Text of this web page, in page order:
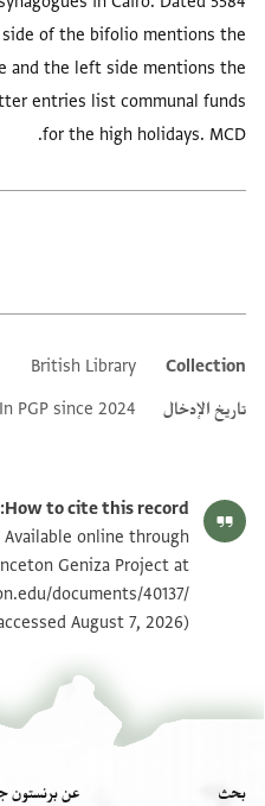
side of the bifolio mentions the
and the left side mentions the
entries list communal funds
for the high holidays. MCD.
Additional metadata
Collection
British Library
تاريخ الإدخال
In PGP since 2024
How to cite this record:
Available online through
Geniza Project at
documents/40137/
August 7, 2026).
بحث عن برنستون